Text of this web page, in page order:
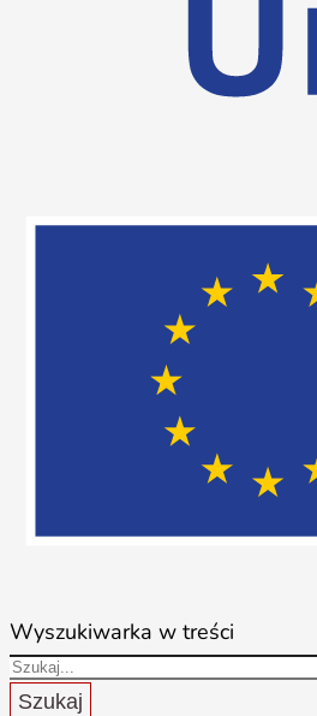
Wyszukiwarka w treści
Szukaj